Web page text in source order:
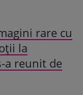
rare cu
la
a reunit de